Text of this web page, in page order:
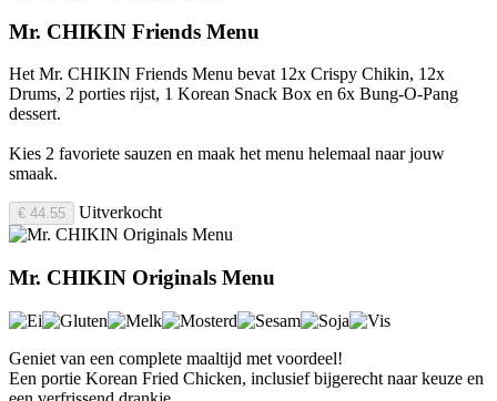
Mr. CHIKIN Friends Menu
Het Mr. CHIKIN Friends Menu bevat 12x Crispy Chikin, 12x
Drums, 2 porties rijst, 1 Korean Snack Box en 6x Bung-O-Pang
dessert.
Kies 2 favoriete sauzen en maak het menu helemaal naar jouw
smaak.
€ 44.55 Uitverkocht
Mr. CHIKIN Originals Menu
Geniet van een complete maaltijd met voordeel!
Een portie Korean Fried Chicken, inclusief bijgerecht naar keuze en